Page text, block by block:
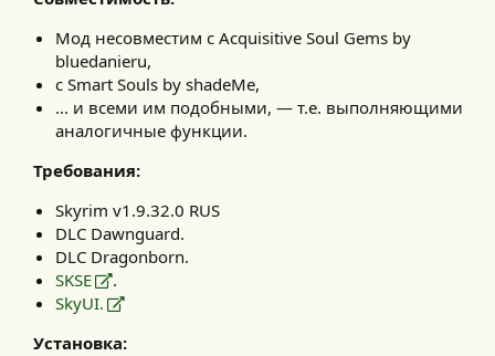
Мод несовместим с Acquisitive Soul Gems by
bluedanieru,
с Smart Souls by shadeMe,
... и всеми им подобными, — т.е. выполняющими
аналогичные функции.
Требования:
Skyrim v1.9.32.0 RUS
DLC Dawnguard.
DLC Dragonborn.
SKSE
.
SkyUI.
Установка: